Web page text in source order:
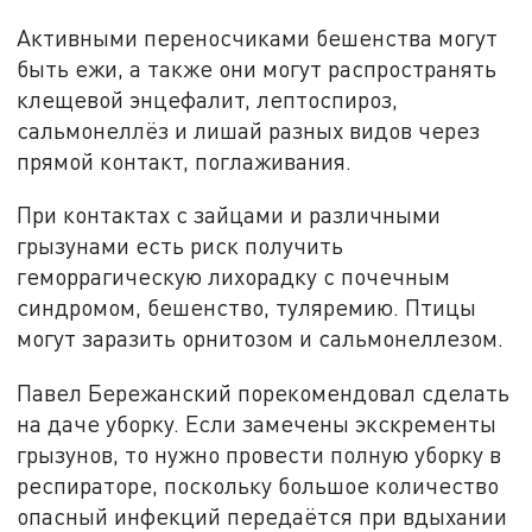
Активными переносчиками бешенства могут
быть ежи, а также они могут распространять
клещевой энцефалит, лептоспироз,
сальмонеллёз и лишай разных видов через
прямой контакт, поглаживания.
При контактах с зайцами и различными
грызунами есть риск получить
геморрагическую лихорадку с почечным
синдромом, бешенство, туляремию. Птицы
могут заразить орнитозом и сальмонеллезом.
Павел Бережанский порекомендовал сделать
на даче уборку. Если замечены экскременты
грызунов, то нужно провести полную уборку в
респираторе, поскольку большое количество
опасный инфекций передаётся при вдыхании